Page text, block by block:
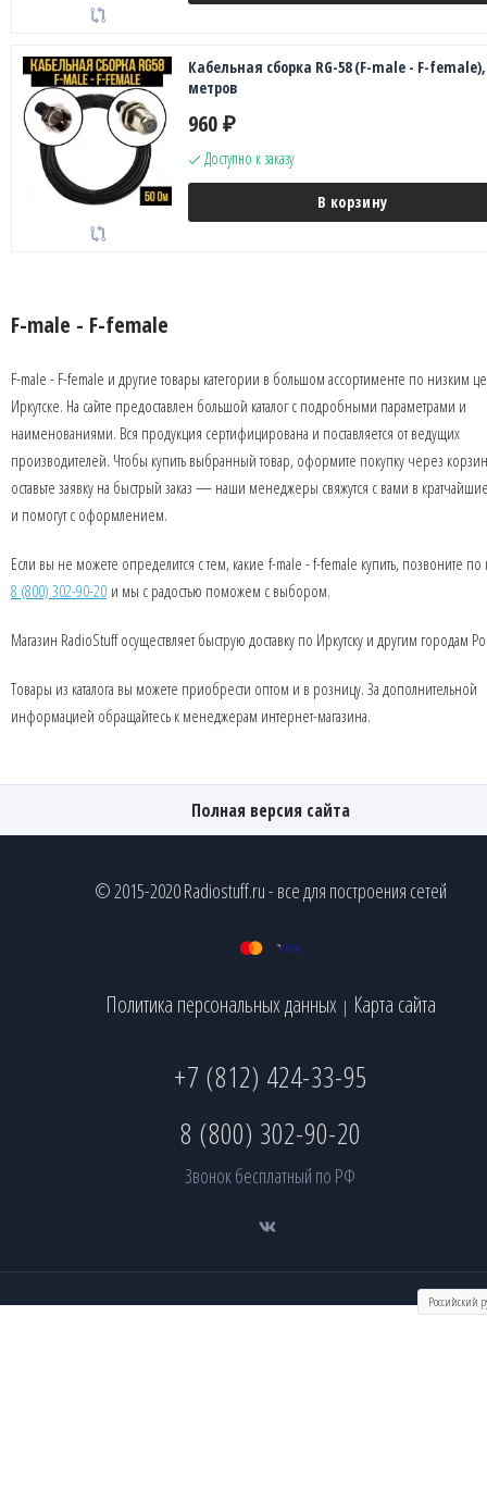
Кабельная сборка RG-58 (F-male - F-female),
метров
960 ₽
Доступно к заказу
В корзину
F-male - F-female
F-male - F-female и другие товары категории в большом ассортименте по низким
Иркутске. На сайте предоставлен большой каталог с подробными параметрами и
наименованиями. Вся продукция сертифицирована и поставляется от ведущих
производителей. Чтобы купить выбранный товар, оформите покупку через
оставьте заявку на быстрый заказ — наши менеджеры свяжутся с вами в
и помогут с оформлением.
Если вы не можете определится с тем, какие f-male - f-female купить, позвоните
8 (800) 302-90-20 и мы с радостью поможем с выбором.
Магазин RadioStuff осуществляет быструю доставку по Иркутску и другим городам
Товары из каталога вы можете приобрести оптом и в розницу. За дополнительной
информацией обращайтесь к менеджерам интернет-магазина.
Полная версия сайта
© 2015-2020 Radiostuff.ru - все для построения сетей
Политика персональных данных | Карта сайта
+7 (812) 424-33-95
8 (800) 302-90-20
Звонок бесплатный по РФ